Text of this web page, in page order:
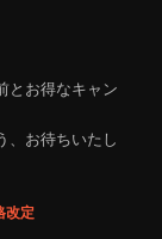
とお得なキャン
、お待ちいたし
改定